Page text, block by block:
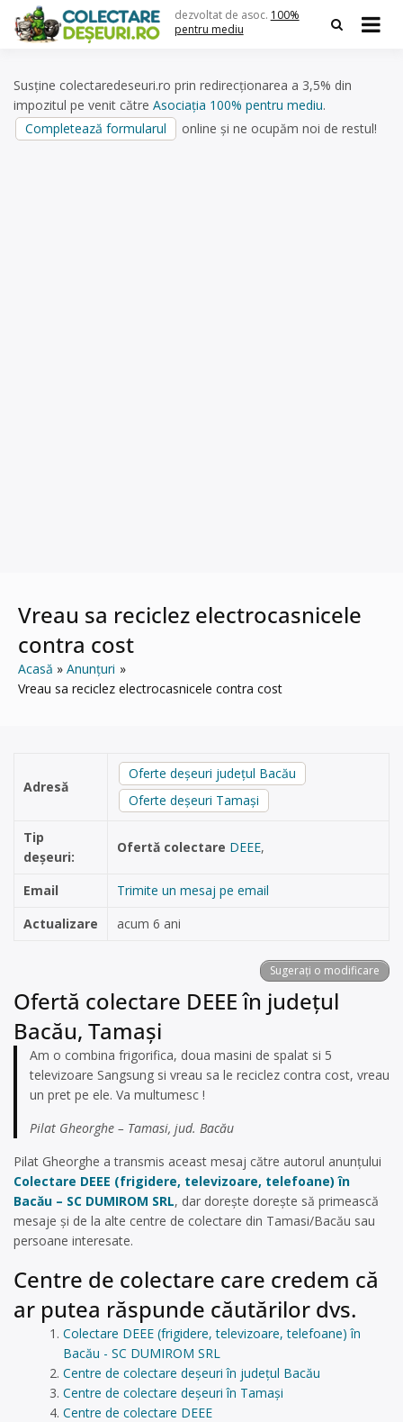
content
dezvoltat de asoc. 100%
pentru mediu
Susține colectaredeseuri.ro prin redirecționarea a 3,5% din
impozitul pe venit către Asociația 100% pentru mediu.
Completează formularul
online și ne ocupăm noi de restul!
Vreau sa reciclez electrocasnicele
contra cost
Acasă
Anunțuri
Vreau sa reciclez electrocasnicele contra cost
Adresă
Oferte deșeuri județul Bacău
Oferte deșeuri Tamaşi
Tip
deșeuri:
Ofertă colectare DEEE,
Email
Trimite un mesaj pe email
Actualizare
acum 6 ani
Sugerați o modificare
Ofertă colectare DEEE în județul
Bacău, Tamaşi
Am o combina frigorifica, doua masini de spalat si 5
televizoare Sangsung si vreau sa le reciclez contra cost, vreau
un pret pe ele. Va multumesc !
Pilat Gheorghe – Tamasi, jud. Bacău
Pilat Gheorghe a transmis aceast mesaj către autorul anunțului
Colectare DEEE (frigidere, televizoare, telefoane) în
Bacău – SC DUMIROM SRL, dar dorește dorește să primească
mesaje și de la alte centre de colectare din Tamasi/Bacău sau
persoane interesate.
Centre de colectare care credem că
ar putea răspunde căutărilor dvs.
Colectare DEEE (frigidere, televizoare, telefoane) în
Bacău - SC DUMIROM SRL
Centre de colectare deșeuri în județul Bacău
Centre de colectare deșeuri în Tamaşi
Centre de colectare DEEE